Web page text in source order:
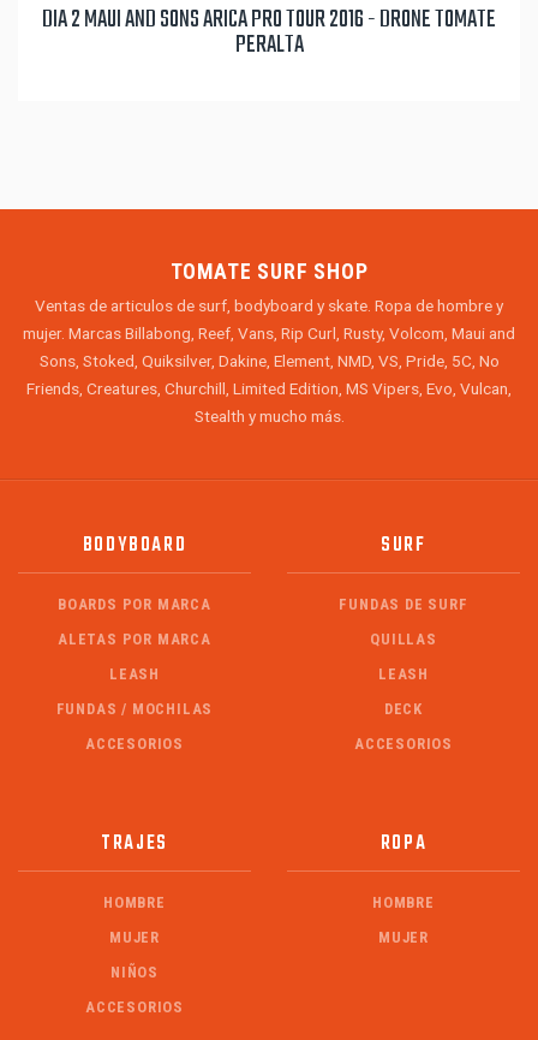
DIA 2 MAUI AND SONS ARICA PRO TOUR 2016 - DRONE TOMATE
PERALTA
TOMATE SURF SHOP
Ventas de articulos de surf, bodyboard y skate. Ropa de hombre y
mujer. Marcas Billabong, Reef, Vans, Rip Curl, Rusty, Volcom, Maui and
Sons, Stoked, Quiksilver, Dakine, Element, NMD, VS, Pride, 5C, No
Friends, Creatures, Churchill, Limited Edition, MS Vipers, Evo, Vulcan,
Stealth y mucho más.
BODYBOARD
BOARDS POR MARCA
ALETAS POR MARCA
LEASH
FUNDAS / MOCHILAS
ACCESORIOS
SURF
FUNDAS DE SURF
QUILLAS
LEASH
DECK
ACCESORIOS
TRAJES
HOMBRE
MUJER
NIÑOS
ACCESORIOS
ROPA
HOMBRE
MUJER